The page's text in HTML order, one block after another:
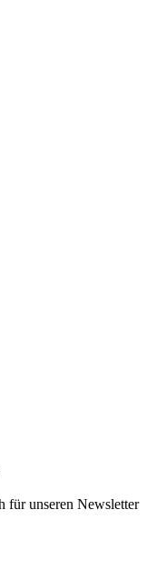
für unseren Newsletter